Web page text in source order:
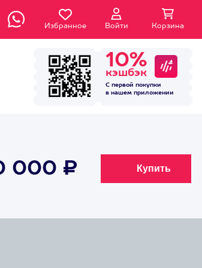
Избранное Войти Корзина
10%
кэшбэк
С первой покупки
в нашем приложении
000 ₽